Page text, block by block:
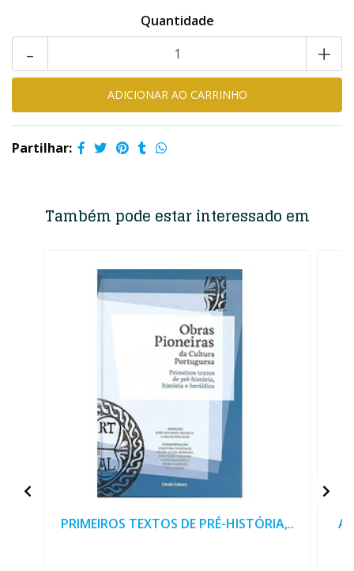
Quantidade
+
-
Partilhar:
Também pode estar interessado em
PRIMEIROS TEXTOS DE PRÉ-HISTÓRIA,.. A